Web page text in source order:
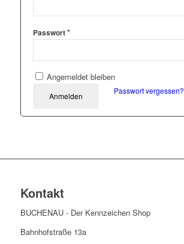
Passwort*
Angemeldet bleiben
Anmelden
Passwort vergessen?
Kontakt
BUCHENAU - Der Kennzeichen Shop
Bahnhofstraße 13a